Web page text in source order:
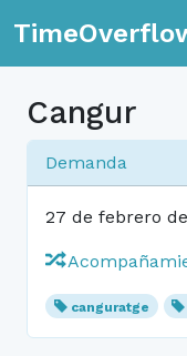
Cangur
Demanda
27 de febrero
canguratge